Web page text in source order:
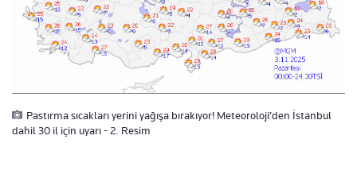
Pastırma sıcakları yerini yağışa bırakıyor! Meteoroloji’den İstanbul
dahil 30 il için uyarı - 2. Resim